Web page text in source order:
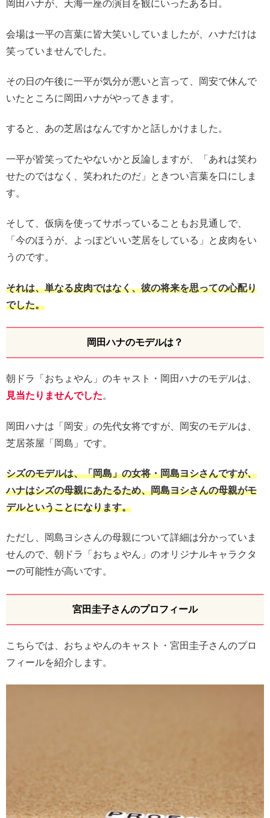
岡田ハナが、天海一座の演目を観にいったある日。
会場は一平の言葉に皆大笑いしていましたが、ハナだけは
笑っていませんでした。
その日の午後に一平が気分が悪いと言って、岡安で休んで
いたところに岡田ハナがやってきます。
すると、あの芝居はなんですかと話しかけました。
一平が皆笑ってたやないかと反論しますが、「あれは笑わ
せたのではなく、笑われたのだ」ときつい言葉を口にしま
す。
そして、仮病を使ってサボっていることもお見通しで、
「今のほうが、よっぽどいい芝居をしている」と皮肉をい
うのです。
それは、単なる皮肉ではなく、彼の将来を思っての心配り
でした。
岡田ハナのモデルは？
朝ドラ「おちょやん」のキャスト・岡田ハナのモデルは、
見当たりませんでした。
岡田ハナは「岡安」の先代女将ですが、岡安のモデルは、
芝居茶屋「岡島」です。
シズのモデルは、「岡島」の女将・岡島ヨシさんですが、
ハナはシズの母親にあたるため、岡島ヨシさんの母親がモ
デルということになります。
ただし、岡島ヨシさんの母親について詳細は分かっていま
せんので、朝ドラ「おちょやん」のオリジナルキャラクタ
ーの可能性が高いです。
宮田圭子さんのプロフィール
こちらでは、おちょやんのキャスト・宮田圭子さんのプロ
フィールを紹介します。